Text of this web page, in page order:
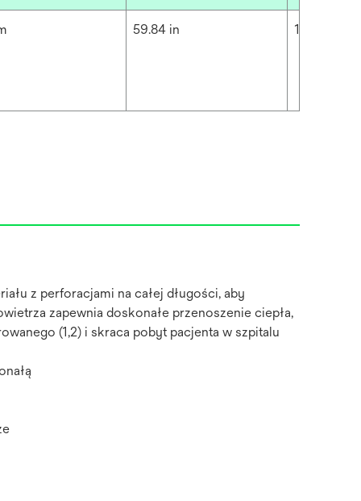
59.84 in 152 cm
z perforacjami na całej długości, aby
zapewnia doskonałe przenoszenie ciepła,
(1,2) i skraca pobyt pacjenta w szpitalu